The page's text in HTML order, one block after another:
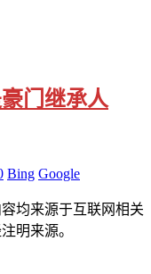
门继承人
Bing Google
均来源于互联网相关
明来源。